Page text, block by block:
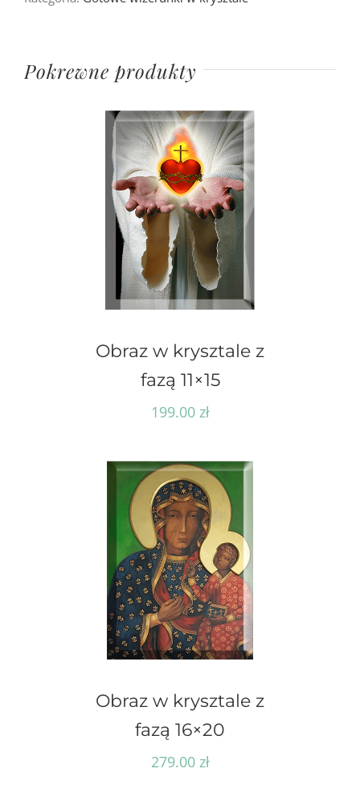
Pokrewne produkty
Obraz w krysztale z
fazą 11×15
199.00 zł
Obraz w krysztale z
fazą 16×20
279.00 zł